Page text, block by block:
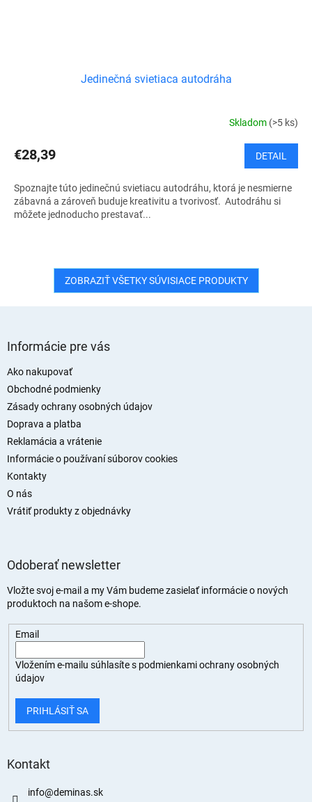
Jedinečná svietiaca autodráha
Skladom (>5 ks)
€28,39 DETAIL
Spoznajte túto jedinečnú svietiacu autodráhu, ktorá je nesmierne
zábavná a zároveň buduje kreativitu a tvorivosť. Autodráhu si
môžete jednoducho prestavať...
ZOBRAZIŤ VŠETKY SÚVISIACE PRODUKTY
Informácie pre vás
Ako nakupovať
Obchodné podmienky
Zásady ochrany osobných údajov
Doprava a platba
Reklamácia a vrátenie
Informácie o používaní súborov cookies
Kontakty
O nás
Vrátiť produkty z objednávky
Odoberať newsletter
Vložte svoj e-mail a my Vám budeme zasielať informácie o nových
produktoch na našom e-shope.
Email
Vložením e-mailu súhlasíte s podmienkami ochrany osobných
údajov
PRIHLÁSIŤ SA
Kontakt
info@deminas.sk